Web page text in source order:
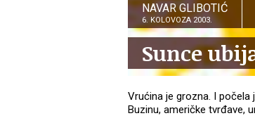
NAVAR GLIBOTIĆ
6. KOLOVOZA 2003.
Sunce
Vrućina je grozna. I
Buzinu, američke tvrđave,